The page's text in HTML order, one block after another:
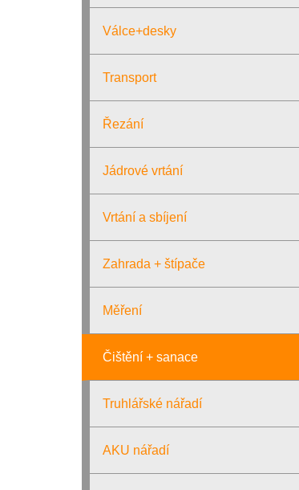
Válce+desky
Transport
Řezání
Jádrové vrtání
Vrtání a sbíjení
Zahrada + štípače
Měření
Čištění + sanace
Truhlářské nářadí
AKU nářadí